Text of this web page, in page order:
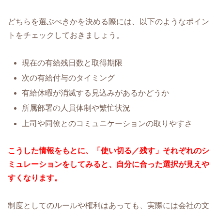
どちらを選ぶべきかを決める際には、以下のようなポイン
トをチェックしておきましょう。
現在の有給残日数と取得期限
次の有給付与のタイミング
有給休暇が消滅する見込みがあるかどうか
所属部署の人員体制や繁忙状況
上司や同僚とのコミュニケーションの取りやすさ
こうした情報をもとに、「使い切る／残す」それぞれのシ
ミュレーションをしてみると、自分に合った選択が見えや
すくなります。
制度としてのルールや権利はあっても、実際には会社の文